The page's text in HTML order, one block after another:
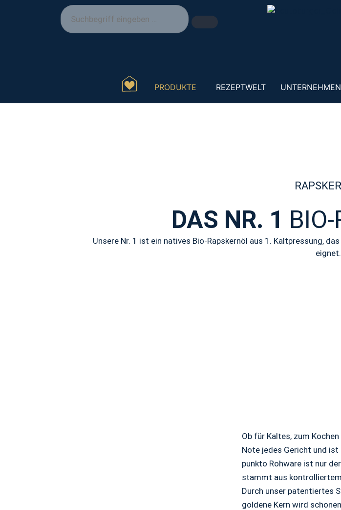
PRODUKTE REZEPTWELT UNTERNEHMEN
DAS NR. 1
Unsere Nr. 1 ist ein natives Bio-Rapskernöl aus 1. Kaltpressung,
eignet.
Ob für Kaltes, zum
Note jedes Gericht und
punkto Rohware ist nur
stammt aus
Durch unser patentiertes
goldene Kern wird